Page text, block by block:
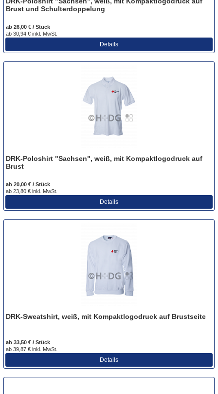
Brust und Schulterdoppelung
ab 26,00 € / Stück
ab 30,94 € inkl. MwSt.
Details
DRK-Poloshirt "Sachsen", weiß, mit Kompaktlogodruck auf
Brust
ab 20,00 € / Stück
ab 23,80 € inkl. MwSt.
Details
DRK-Sweatshirt, weiß, mit Kompaktlogodruck auf Brustseite
ab 33,50 € / Stück
ab 39,87 € inkl. MwSt.
Details